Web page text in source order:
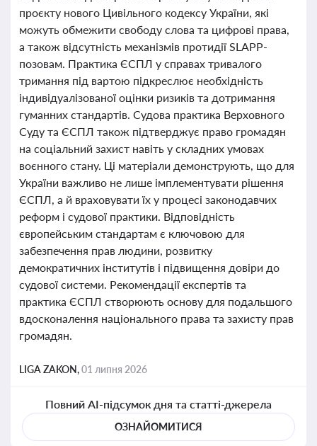
проєкту нового Цивільного кодексу України, які
можуть обмежити свободу слова та цифрові права,
а також відсутність механізмів протидії SLAPP-
позовам. Практика ЄСПЛ у справах тривалого
тримання під вартою підкреслює необхідність
індивідуалізованої оцінки ризиків та дотримання
гуманних стандартів. Судова практика Верховного
Суду та ЄСПЛ також підтверджує право громадян
на соціальний захист навіть у складних умовах
воєнного стану. Ці матеріали демонструють, що для
України важливо не лише імплементувати рішення
ЄСПЛ, а й враховувати їх у процесі законодавчих
реформ і судової практики. Відповідність
європейським стандартам є ключовою для
забезпечення прав людини, розвитку
демократичних інститутів і підвищення довіри до
судової системи. Рекомендації експертів та
практика ЄСПЛ створюють основу для подальшого
вдосконалення національного права та захисту прав
громадян.
LIGA ZAKON,01 липня 2026
Повний AI-підсумок дня та статті-джерела
ОЗНАЙОМИТИСЯ